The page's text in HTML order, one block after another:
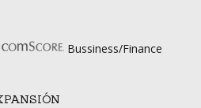
Bussiness/Finance